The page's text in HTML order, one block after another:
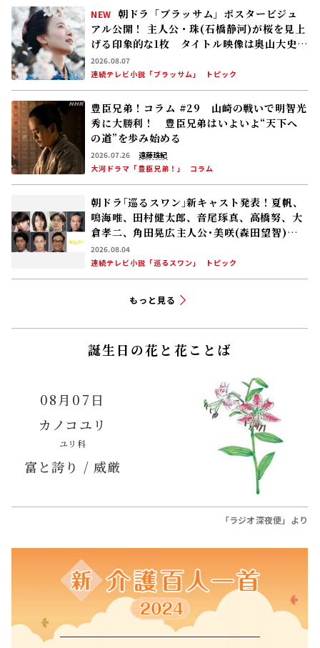
NEW 朝ドラ「ブラッサム」ポスタービジュ
アル公開！ 主人公・珠(石橋静河)が桜を見上
げる印象的な1枚 タイトル映像は奥山大史監
督、語りは三條雅幸アナ 2026年度後期放
送
2026.08.07
連続テレビ小説「ブラッサム」
トピック
豊臣兄弟！コラム #29 山崎の戦いで明智光
秀に大勝利！ 豊臣兄弟はいよいよ“天下へ
の道”を歩み始める
2026.07.26
遠藤珠紀
大河ドラマ「豊臣兄弟！」
コラム
朝ドラ｢巡るスワン｣新キャスト発表！夏帆、
鳴海唯、田村健太郎、音尾琢真、高橋努、大
倉孝二、角田晃広――主人公･美咲(森田望智)が
交流する警察署の人々 2027年度前期放送
2026.08.04
連続テレビ小説「巡るスワン」
トピック
もっと見る
誕生日の花と花ことば
08月07日
カノコユリ
ユリ科
富と誇り / 威厳
「ラジオ深夜便」より